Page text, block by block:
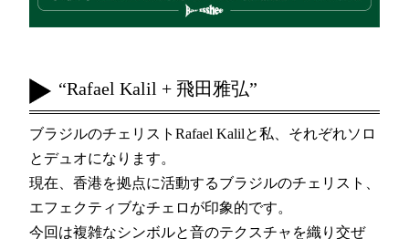
“Rafael Kalil + 飛田雅弘”
ブラジルのチェリストRafael Kalilと私、それぞれソロ
とデュオになります。
現在、香港を拠点に活動するブラジルのチェリスト、
エフェクティブなチェロが印象的です。
今回は複雑なシンボルと音のテクスチャを織り交ぜ